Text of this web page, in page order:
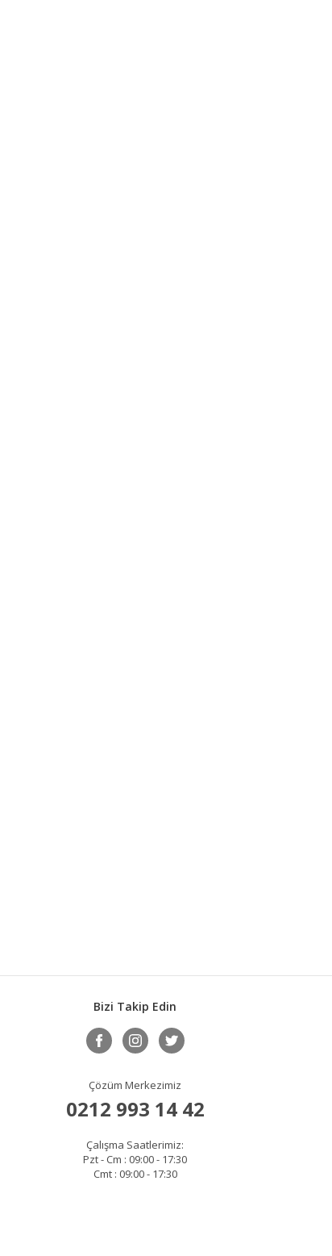
Bizi Takip Edin
Çözüm Merkezimiz
0212 993 14 42
Çalışma Saatlerimiz:
Pzt - Cm : 09:00 - 17:30
Cmt : 09:00 - 17:30